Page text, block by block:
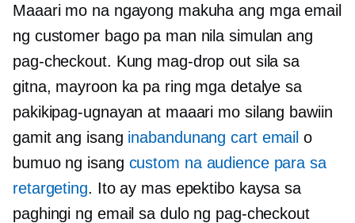
Maaari mo na ngayong makuha ang mga email
ng customer bago pa man nila simulan ang
pag-checkout. Kung mag-drop out sila sa
gitna, mayroon ka pa ring mga detalye sa
pakikipag-ugnayan at maaari mo silang bawiin
gamit ang isang inabandunang cart email o
bumuo ng isang custom na audience para sa
retargeting. Ito ay mas epektibo kaysa sa
paghingi ng email sa dulo ng pag-checkout